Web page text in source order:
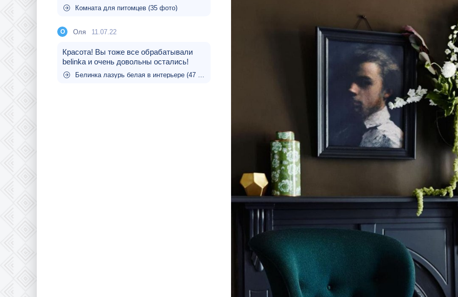
Комната для питомцев (35 фото)
О Оля 11.07.22
Красота! Вы тоже все обрабатывали
belinka и очень довольны остались!
Белинка лазурь белая в интерьере (47 фото)